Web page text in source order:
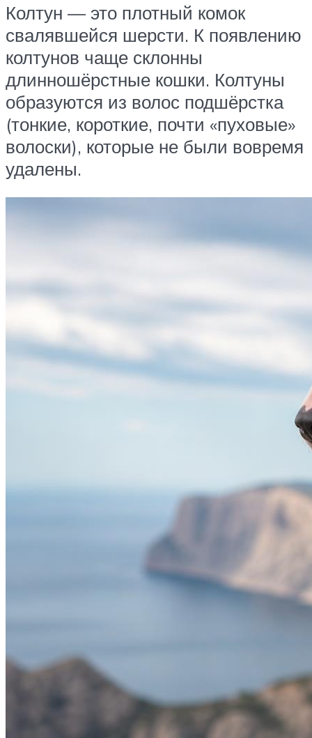
Колтун — это плотный комок
свалявшейся шерсти. К появлению
колтунов чаще склонны
длинношёрстные кошки. Колтуны
образуются из волос подшёрстка
(тонкие, короткие, почти «пуховые»
волоски), которые не были вовремя
удалены.